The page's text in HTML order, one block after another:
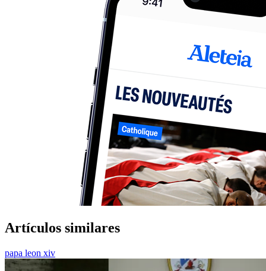
Artículos similares
papa leon xiv